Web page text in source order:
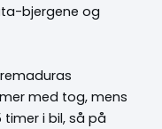
bjergene og
med tog, mens
timer i bil, så på